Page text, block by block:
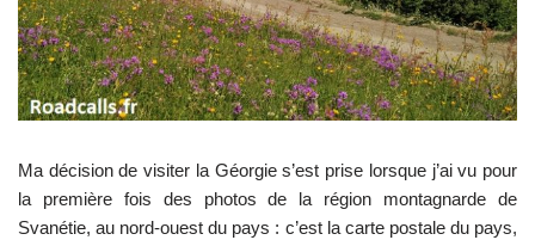
Ma décision de visiter la Géorgie s’est prise lorsque j’ai vu pour
la première fois des photos de la région montagnarde de
Svanétie, au nord-ouest du pays : c’est la carte postale du pays,